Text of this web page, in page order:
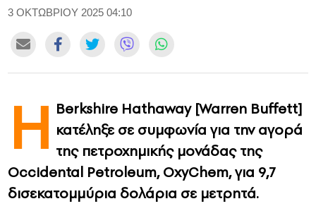
ADVERTISE
3 ΟΚΤΩΒΡΙΟΥ 2025 04:10
Η Berkshire Hathaway [Warren Buffett]
κατέληξε σε συμφωνία για την αγορά
της πετροχημικής μονάδας της
Occidental Petroleum, OxyChem, για 9,7
δισεκατομμύρια δολάρια σε μετρητά.